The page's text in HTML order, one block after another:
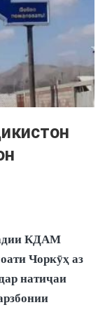
КДАМ
Чоркӯҳ аз
натиҷаи